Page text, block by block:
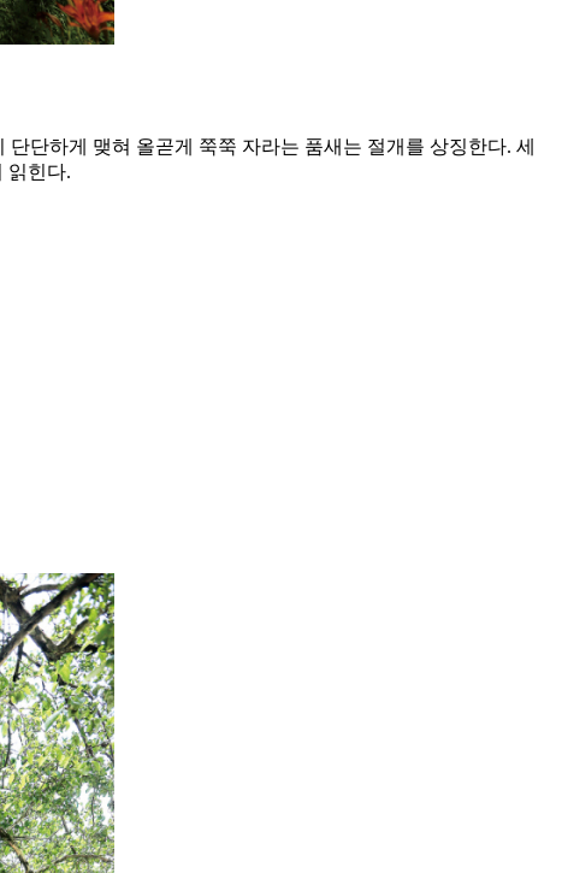
단하게 맺혀 올곧게 쭉쭉 자라는 품새는 절개를 상징한다. 세
읽힌다.